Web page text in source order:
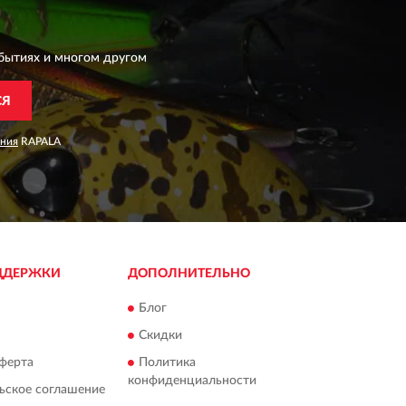
и многом другом
RAPALA
соглашение
ДОПОЛНИТЕЛЬНО
Блог
Скидки
Политика
конфиденциальности